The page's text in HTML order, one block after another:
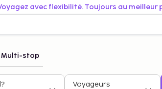
avec flexibilité. Toujours au meilleur
Multi-stop
Voyageurs